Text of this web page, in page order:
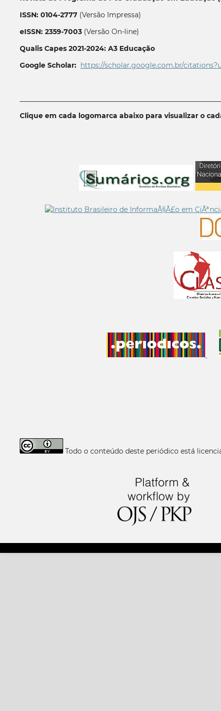
ISSN: 0104-2777(Versão Impressa)
eISSN: 2359-7003(Versão On-line)
Qualis Capes 2021-2024: A3 Educação
Google Scholar: https://scholar.google.com.br/
Clique em cada logomarca abaixo para visualizar o
Todo o conteúdo deste periódico está